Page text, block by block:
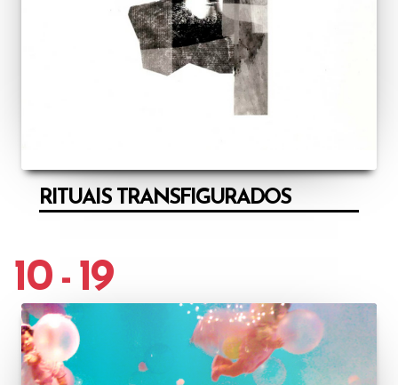
RITUAIS TRANSFIGURADOS
10 - 19